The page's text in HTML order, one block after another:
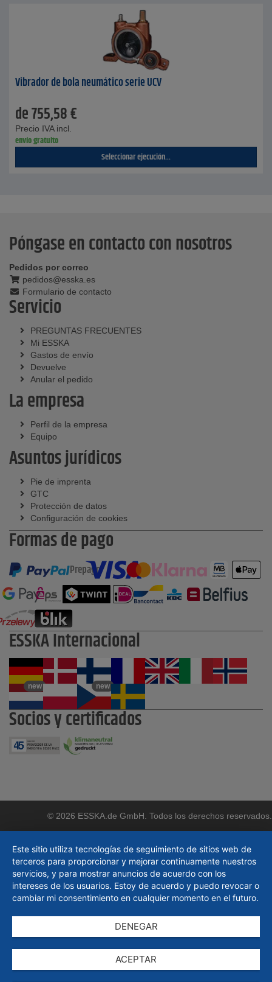
Vibrador de bola neumático serie UCV
de755,58€
Precio IVA incl.
envío gratuito
Seleccionar ejecución...
Póngase en contacto con nosotros
Pedidos por correo
pedidos@esska.es
Formulario de contacto
Servicio
PREGUNTAS FRECUENTES
Mi ESSKA
Gastos de envío
Devuelve
Anular el pedido
La empresa
Perfil de la empresa
Equipo
Asuntos jurídicos
Pie de imprenta
GTC
Protección de datos
Configuración de cookies
Formas de pago
Prepago
ESSKA Internacional
new new
Socios y certificados
© 2026 ESSKA.de GmbH. Todos los derechos reservados.
Este sitio utiliza tecnologías de seguimiento de sitios web de
terceros para proporcionar y mejorar continuamente nuestros
servicios, y para mostrar anuncios de acuerdo con los
intereses de los usuarios. Estoy de acuerdo y puedo revocar o
cambiar mi consentimiento en cualquier momento en el futuro.
DENEGAR
ACEPTAR